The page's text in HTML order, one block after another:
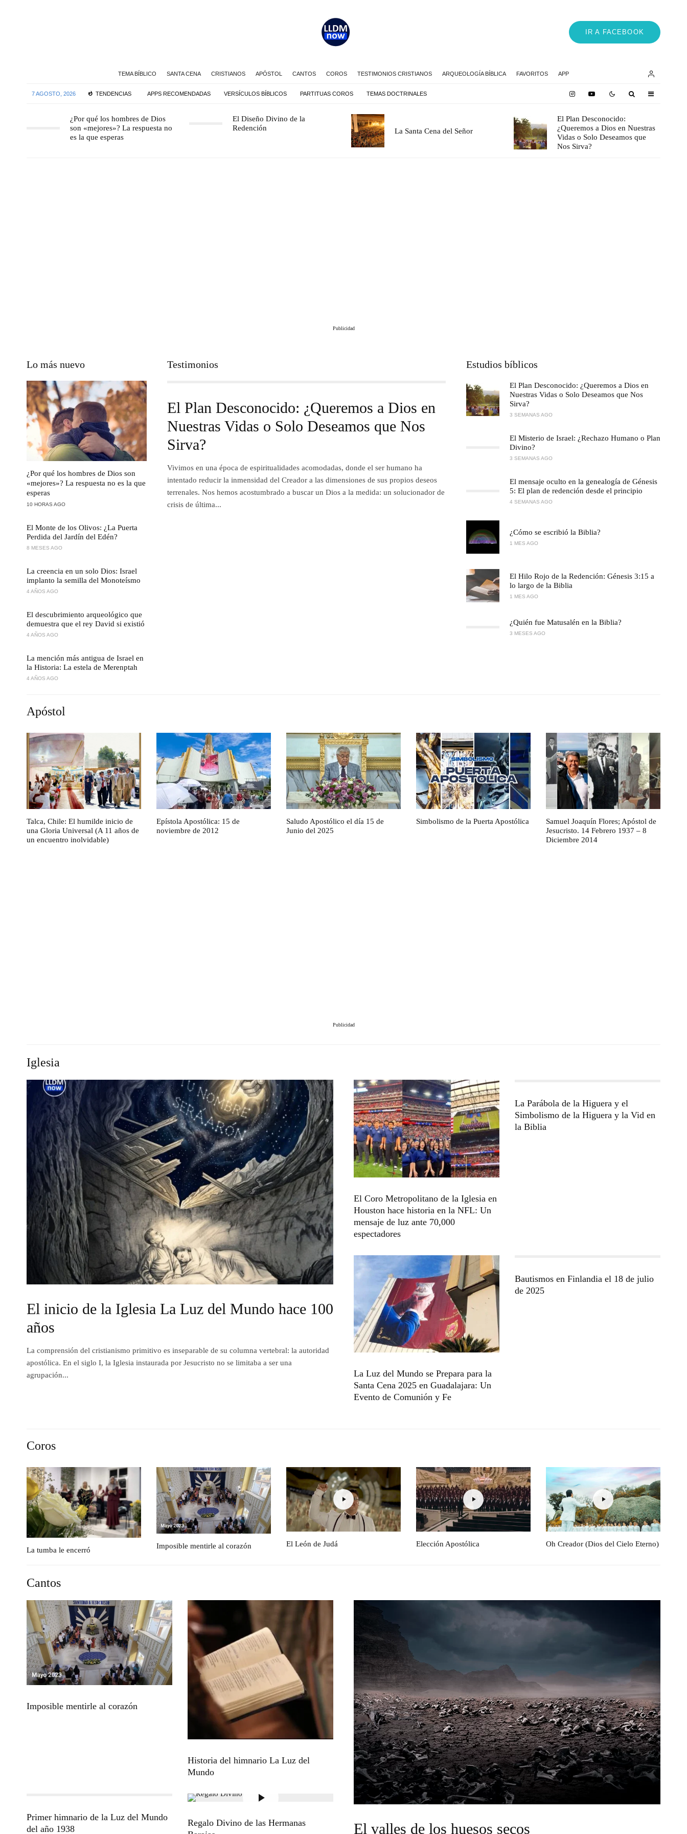
IR A FACEBOOK
TEMA BÍBLICO SANTA CENA CRISTIANOS APÓSTOL CANTOS COROS TESTIMONIOS CRISTIANOS ARQUEOLOGÍA BÍBLICA FAVORITOS APP
7 AGOSTO, 2026 TENDENCIAS APPS RECOMENDADAS VERSÍCULOS BÍBLICOS PARTITUAS COROS TEMAS DOCTRINALES
¿Por qué los hombres de Dios
son «mejores»? La respuesta no
es la que esperas
El Diseño Divino de la
Redención
La Santa Cena del Señor
El Plan Desconocido:
¿Queremos a Dios en Nuestras
Vidas o Solo Deseamos que
Nos Sirva?
Publicidad
Lo más nuevo
¿Por qué los hombres de Dios son
«mejores»? La respuesta no es la que
esperas
10 HORAS AGO
El Monte de los Olivos: ¿La Puerta
Perdida del Jardín del Edén?
8 MESES AGO
La creencia en un solo Dios: Israel
implanto la semilla del Monoteísmo
4 AÑOS AGO
El descubrimiento arqueológico que
demuestra que el rey David si existió
4 AÑOS AGO
La mención más antigua de Israel en
la Historia: La estela de Merenptah
4 AÑOS AGO
Testimonios
El Plan Desconocido: ¿Queremos a Dios en
Nuestras Vidas o Solo Deseamos que Nos
Sirva?
Vivimos en una época de espiritualidades acomodadas, donde el ser humano ha
intentado reducir la inmensidad del Creador a las dimensiones de sus propios deseos
terrenales. Nos hemos acostumbrado a buscar un Dios a la medida: un solucionador de
crisis de última...
Estudios bíblicos
El Plan Desconocido: ¿Queremos a Dios en
Nuestras Vidas o Solo Deseamos que Nos
Sirva?
3 SEMANAS AGO
El Misterio de Israel: ¿Rechazo Humano o Plan
Divino?
3 SEMANAS AGO
El mensaje oculto en la genealogía de Génesis
5: El plan de redención desde el principio
4 SEMANAS AGO
¿Cómo se escribió la Biblia?
1 MES AGO
El Hilo Rojo de la Redención: Génesis 3:15 a
lo largo de la Biblia
1 MES AGO
¿Quién fue Matusalén en la Biblia?
3 MESES AGO
Apóstol
Talca, Chile: El humilde inicio de
una Gloria Universal (A 11 años de
un encuentro inolvidable)
Epístola Apostólica: 15 de
noviembre de 2012
Saludo Apostólico el día 15 de
Junio del 2025
Simbolismo de la Puerta Apostólica
Samuel Joaquín Flores; Apóstol de
Jesucristo. 14 Febrero 1937 – 8
Diciembre 2014
Publicidad
Iglesia
El inicio de la Iglesia La Luz del Mundo hace 100
años
La comprensión del cristianismo primitivo es inseparable de su columna vertebral: la autoridad
apostólica. En el siglo I, la Iglesia instaurada por Jesucristo no se limitaba a ser una
agrupación...
El Coro Metropolitano de la Iglesia en
Houston hace historia en la NFL: Un
mensaje de luz ante 70,000
espectadores
La Parábola de la Higuera y el
Simbolismo de la Higuera y la Vid en
la Biblia
La Luz del Mundo se Prepara para la
Santa Cena 2025 en Guadalajara: Un
Evento de Comunión y Fe
Bautismos en Finlandia el 18 de julio
de 2025
Coros
La tumba le encerró
Imposible mentirle al corazón El León de Judá Elección Apostólica Oh Creador (Dios del Cielo Eterno)
Cantos
Imposible mentirle al corazón
Historia del himnario La Luz del
Mundo
Primer himnario de la Luz del Mundo
del año 1938
Regalo Divino de las Hermanas
El valles de los huesos secos